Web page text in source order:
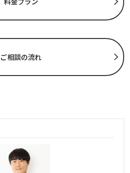
ご相談の流れ